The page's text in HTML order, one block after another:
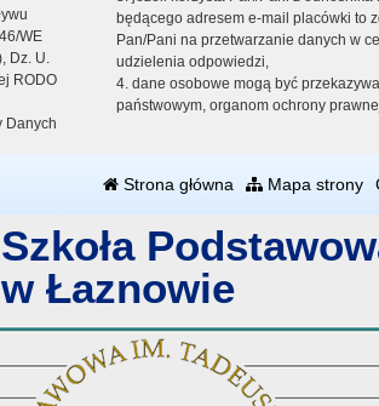
WE
Dz. U.
RODO
Danych
będącego adresem e-mail placówki to
Pan/Pani na przetwarzanie danych w
udzielenia odpowiedzi,
4. dane osobowe mogą być
państwowym, organom ochrony
Strona główna Mapa strony
Szkoła
w Łaznowie